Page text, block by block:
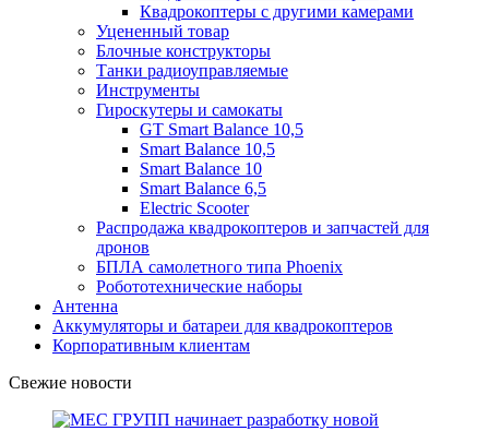
Квадрокоптеры с другими камерами
Уцененный товар
Блочные конструкторы
Танки радиоуправляемые
Инструменты
Гироскутеры и самокаты
GT Smart Balance 10,5
Smart Balance 10,5
Smart Balance 10
Smart Balance 6,5
Electric Scooter
Распродажа квадрокоптеров и запчастей для
дронов
БПЛА самолетного типа Phoenix
Робототехнические наборы
Антенна
Аккумуляторы и батареи для квадрокоптеров
Корпоративным клиентам
Свежие новости